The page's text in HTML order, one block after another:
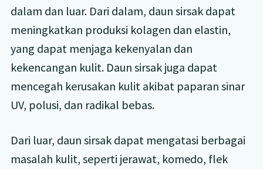
dalam dan luar. Dari dalam, daun sirsak dapat
meningkatkan produksi kolagen dan elastin,
yang dapat menjaga kekenyalan dan
kekencangan kulit. Daun sirsak juga dapat
mencegah kerusakan kulit akibat paparan sinar
UV, polusi, dan radikal bebas.
Dari luar, daun sirsak dapat mengatasi berbagai
masalah kulit, seperti jerawat, komedo, flek